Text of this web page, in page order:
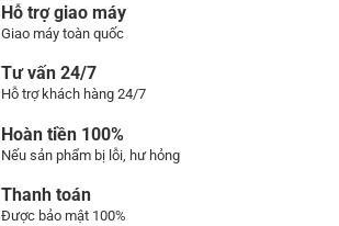
Hỗ trợ giao máy
Giao máy toàn quốc
Tư vấn 24/7
Hỗ trợ khách hàng 24/7
Hoàn tiền 100%
Nếu sản phẩm bị lỗi, hư hỏng
Thanh toán
Được bảo mật 100%